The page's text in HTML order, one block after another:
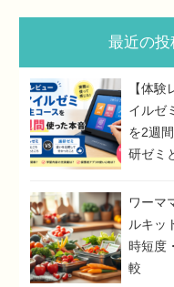
最近の投
【体験
イルゼ
を2週
研ゼミ
ワーマ
ルキッ
時短度
較